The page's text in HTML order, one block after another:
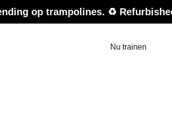
♻️ Refurbished Sale –
Nu trainen